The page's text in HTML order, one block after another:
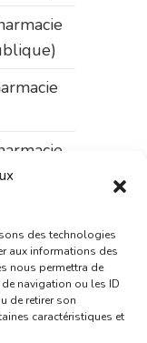
des technologies
aux informations des
nous permettra de
navigation ou les ID
de retirer son
caractéristiques et